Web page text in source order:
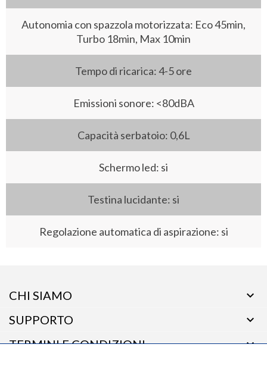
Autonomia con spazzola motorizzata: Eco 45min,
Turbo 18min, Max 10min
Tempo di ricarica: 4-5 ore
Emissioni sonore: <80dBA
Capacità serbatoio: 0,6L
Schermo led: si
Testina lucidante: si
Regolazione automatica di aspirazione: si
CHI SIAMO

SUPPORTO

TERMINI E CONDIZIONI
